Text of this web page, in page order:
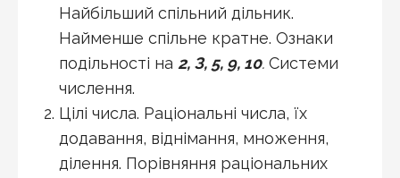
Найбільший спільний дільник.
Найменше спільне кратне. Ознаки
подільності на 2, З, 5, 9, 10.Системи
числення.
Цілі числа. Раціональні числа, їх
додавання, віднімання, множення,
ділення. Порівняння раціональних